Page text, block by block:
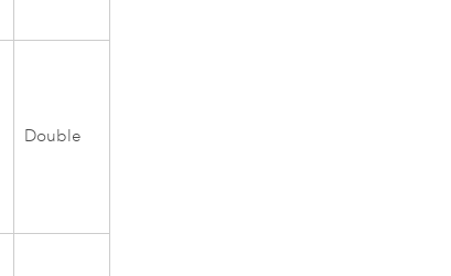
Double